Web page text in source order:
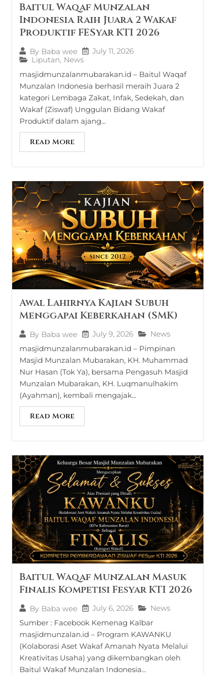
Baitul Waqaf Munzalan
Indonesia Raih Juara 2 Wakaf
Produktif FESyar KTI 2026
By Baba wee
July 11, 2026
Liputan, News
masjidmunzalanmubarakan.id – Baitul Waqaf
Munzalan Indonesia berhasil meraih Juara 2
kategori Lembaga Zakat, Infak, Sedekah, dan
Wakaf (Ziswaf) Unggulan Bidang Wakaf
Produktif dalam ajang...
Read More
Awal Lahirnya Kajian Subuh
Menggapai Keberkahan (SMK)
By Baba wee July 9, 2026
News
masjidmunzalanmubarakan.id – Pimpinan
Masjid Munzalan Mubarakan, KH. Muhammad
Nur Hasan (Tok Ya), bersama Pengasuh Masjid
Munzalan Mubarakan, KH. Luqmanulhakim
(Ayahman), kembali mengajak...
Read More
Baitul Waqaf Munzalan Masuk
Finalis Kompetisi Fesyar KTI 2026
By Baba wee July 6, 2026
News
Sumber : Facebook Kemenag Kalbar
masjidmunzalan.id – Program KAWANKU
(Kolaborasi Aset Wakaf Amanah Nyata Melalui
Kreativitas Usaha) yang dikembangkan oleh
Baitul Wakaf Munzalan Indonesia...